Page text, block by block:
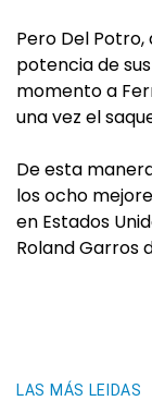
Pero Del
potencia de
momento a
una vez el
De esta
los ocho
en Estados
Roland Garros
LAS MÁS LEIDAS